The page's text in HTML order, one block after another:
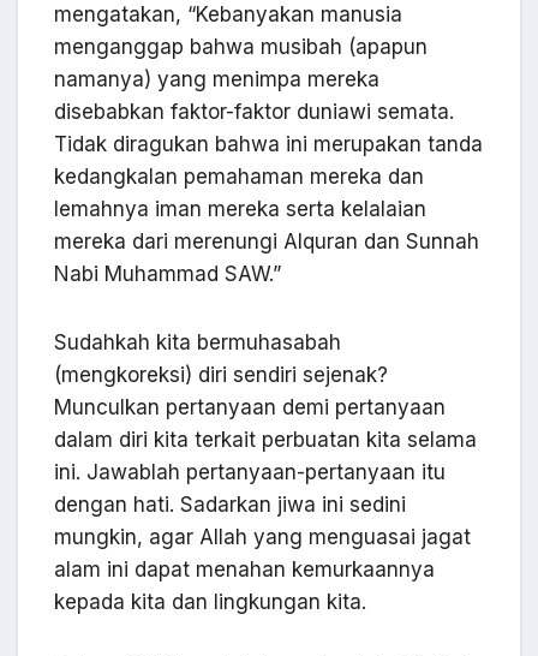
mengatakan, “Kebanyakan manusia
menganggap bahwa musibah (apapun
namanya) yang menimpa mereka
disebabkan faktor-faktor duniawi semata.
Tidak diragukan bahwa ini merupakan tanda
kedangkalan pemahaman mereka dan
lemahnya iman mereka serta kelalaian
mereka dari merenungi Alquran dan Sunnah
Nabi Muhammad SAW.”
Sudahkah kita bermuhasabah
(mengkoreksi) diri sendiri sejenak?
Munculkan pertanyaan demi pertanyaan
dalam diri kita terkait perbuatan kita selama
ini. Jawablah pertanyaan-pertanyaan itu
dengan hati. Sadarkan jiwa ini sedini
mungkin, agar Allah yang menguasai jagat
alam ini dapat menahan kemurkaannya
kepada kita dan lingkungan kita.